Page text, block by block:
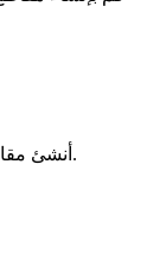
أنشئ مقاطع فيديو توضيحية للمنتجات والخدمات بسهولة.